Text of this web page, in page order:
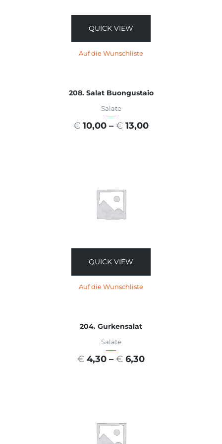
QUICK VIEW
Auf die Wunschliste
208. Salat Buongustaio
Salate
€ 10,00 – € 13,00
QUICK VIEW
Auf die Wunschliste
204. Gurkensalat
Salate
€ 4,30 – € 6,30